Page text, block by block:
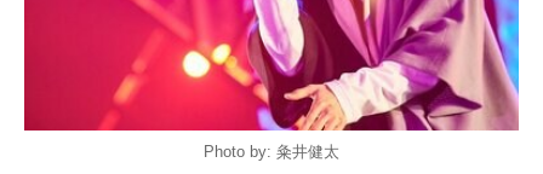
Photo by: 粂井健太